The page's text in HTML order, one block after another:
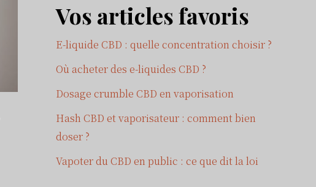
Vos articles favoris
E-liquide CBD : quelle concentration choisir ?
Où acheter des e-liquides CBD ?
Dosage crumble CBD en vaporisation
Hash CBD et vaporisateur : comment bien
doser ?
Vapoter du CBD en public : ce que dit la loi